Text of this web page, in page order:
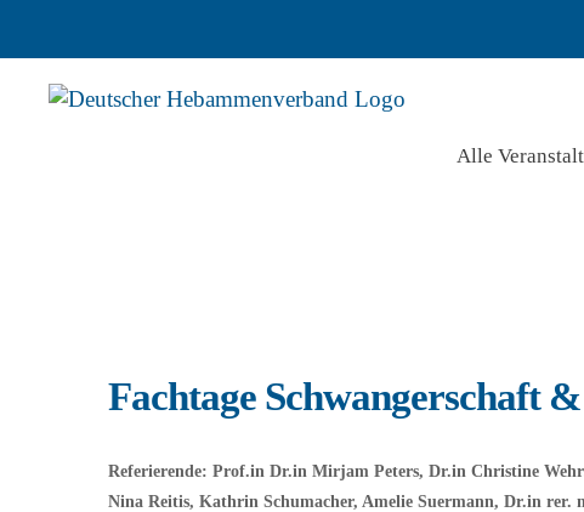
Alle
Fachtage Schwangerschaft
Referierende: Prof.in Dr.in Mirjam Peters, Dr.in Christine
Nina Reitis, Kathrin Schumacher, Amelie Suermann, Dr.in rer.